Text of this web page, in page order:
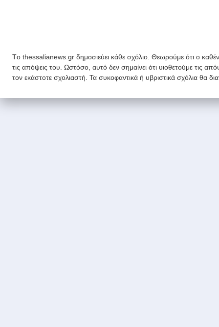
Tο thessalianews.gr δημοσιεύει κάθε σχόλιο. Θεωρούμε ότι ο
τις απόψεις του. Ωστόσο, αυτό δεν σημαίνει ότι υιοθετούμε τις
τον εκάστοτε σχολιαστή. Τα συκοφαντικά ή υβριστικά σχόλια θα